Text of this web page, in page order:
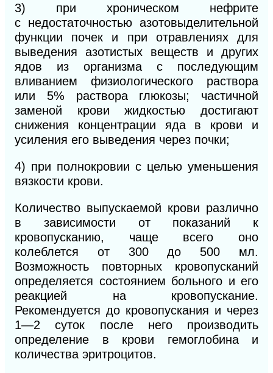
3) при хроническом нефрите
с недостаточностью азотовыделительной
функции почек и при отравлениях для
выведения азотистых веществ и других
ядов из организма с последующим
вливанием физиологического раствора
или 5% раствора глюкозы; частичной
заменой крови жидкостью достигают
снижения концентрации яда в крови и
усиления его выведения через почки;
4) при полнокровии с целью уменьшения
вязкости крови.
Количество выпускаемой крови различно
в зависимости от показаний к
кровопусканию, чаще всего оно
колеблется от 300 до 500 мл.
Возможность повторных кровопусканий
определяется состоянием больного и его
реакцией на кровопускание.
Рекомендуется до кровопускания и через
1—2 суток после него производить
определение в крови гемоглобина и
количества эритроцитов.